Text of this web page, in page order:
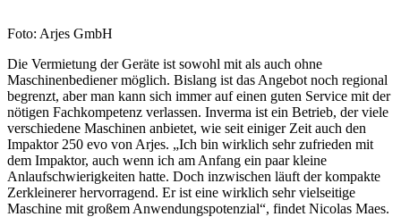
Foto: Arjes GmbH
Die Vermietung der Geräte ist sowohl mit als auch ohne
Maschinenbediener möglich. Bislang ist das Angebot noch regional
begrenzt, aber man kann sich immer auf einen guten Service mit der
nötigen Fachkompetenz verlassen. Inverma ist ein Betrieb, der viele
verschiedene Maschinen anbietet, wie seit einiger Zeit auch den
Impaktor 250 evo von Arjes. „Ich bin wirklich sehr zufrieden mit
dem Impaktor, auch wenn ich am Anfang ein paar kleine
Anlaufschwierigkeiten hatte. Doch inzwischen läuft der kompakte
Zerkleinerer hervorragend. Er ist eine wirklich sehr vielseitige
Maschine mit großem Anwendungspotenzial“, findet Nicolas Maes.